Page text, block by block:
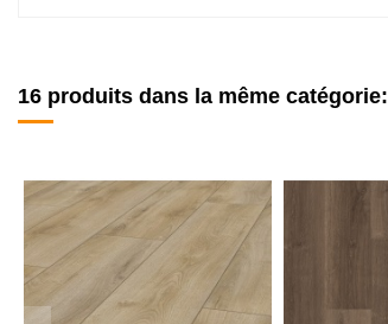
16 produits dans la même catégorie: